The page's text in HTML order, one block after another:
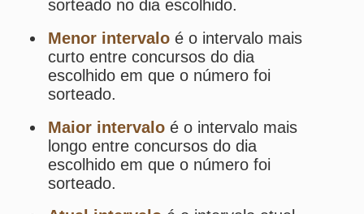
Conferidor de Apostas da Lotomania
Impressão de Volantes da Lotomania
Sorteios anteriores da Lotomania